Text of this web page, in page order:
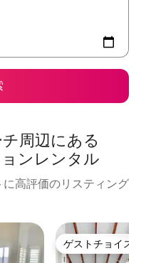
周⁠辺⁠に⁠あ⁠る
ン⁠レ⁠ン⁠タ⁠ル
高評価のリスティング
ゲストチョイス
ゲストチョイス